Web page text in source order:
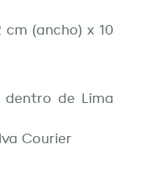
(ancho) x 10
de Lima
Courier